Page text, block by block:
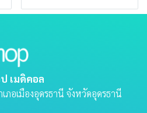
เมดิคอล
อเมืองอุดรธานี จังหวัดอุดรธานี